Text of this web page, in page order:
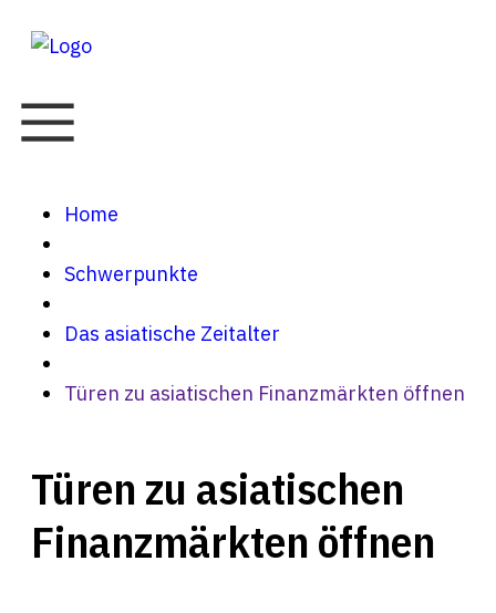
Home
Schwerpunkte
Das asiatische Zeitalter
Türen zu asiatischen Finanzmärkten öffnen
Türen zu asiatischen
Finanzmärkten öffnen